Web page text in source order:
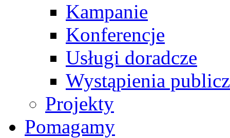
Kampanie
Konferencje
Usługi doradcze
Wystąpienia
Projekty
Pomagamy